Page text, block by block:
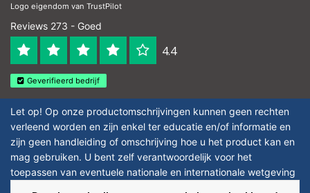
Logo eigendom van TrustPilot
Reviews 273 - Goed
4.4
Geverifieerd bedrijf
Let op! Op onze productomschrijvingen kunnen geen rechten
verleend worden en zijn enkel ter educatie en/of informatie en
zijn geen handleiding of omschrijving hoe u het product kan en
mag gebruiken. U bent zelf verantwoordelijk voor het
toepassen van eventuele nationale en internationale wetgeving